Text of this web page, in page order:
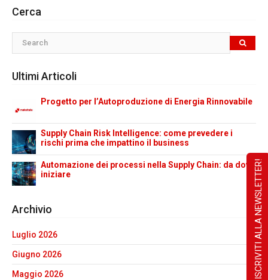
Cerca
Ultimi Articoli
Progetto per l’Autoproduzione di Energia Rinnovabile
Supply Chain Risk Intelligence: come prevedere i
rischi prima che impattino il business
Automazione dei processi nella Supply Chain: da dove
iniziare
Archivio
Luglio 2026
Giugno 2026
Maggio 2026 ISCRIVITI ALLA NEWSLETTER!